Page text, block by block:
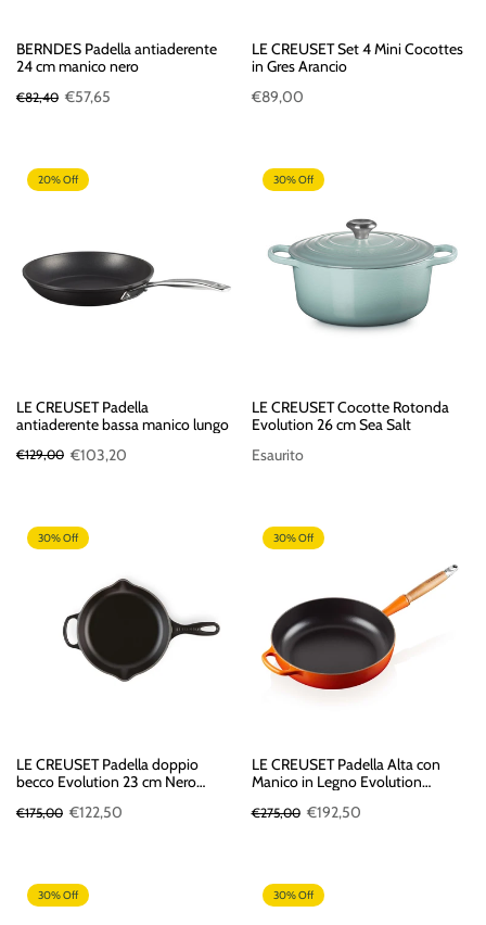
BERNDES Padella antiaderente
24 cm manico nero
€82,40 €57,65
LE CREUSET Set 4 Mini Cocottes
in Gres Arancio
€89,00
20% Off
LE CREUSET Padella
antiaderente bassa manico lungo
€129,00 €103,20
30% Off
LE CREUSET Cocotte Rotonda
Evolution 26 cm Sea Salt
Esaurito
30% Off
LE CREUSET Padella doppio
becco Evolution 23 cm Nero
€175,00 €122,50
30% Off
LE CREUSET Padella Alta con
Manico in Legno Evolution
€275,00 €192,50
30% Off 30% Off